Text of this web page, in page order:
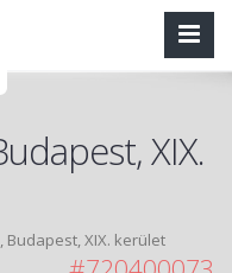
XIX.
Budapest, XIX. kerület